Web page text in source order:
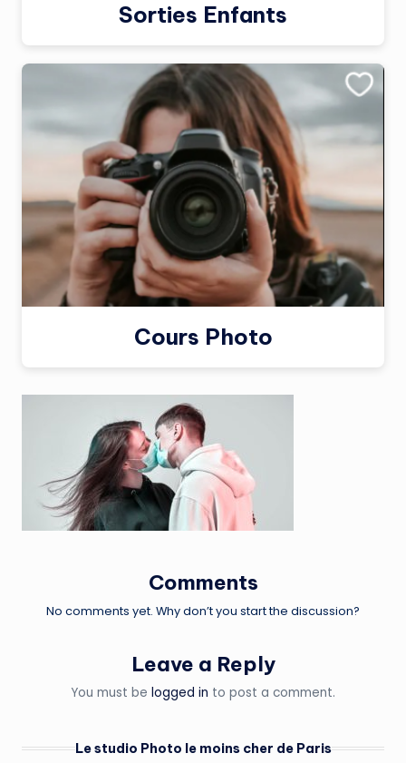
Sorties Enfants
Cours Photo
Comments
No comments yet. Why don’t you start the discussion?
Leave a Reply
You must be logged in to post a comment.
Le studio Photo le moins cher de Paris